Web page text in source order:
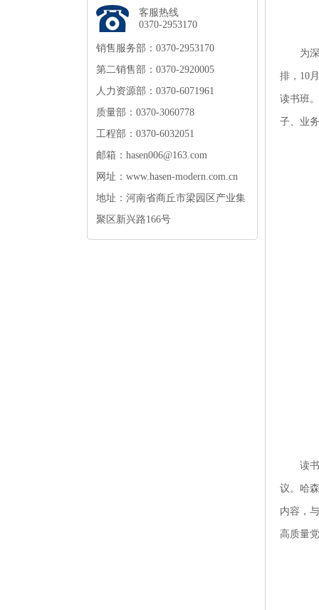
客服热线
0370-2953170
销售服务部：0370-2953170
第二销售部：0370-2920005
人力资源部：0370-6071961
质量部：0370-3060778
工程部：0370-6032051
邮箱：hasen006@163.com
网址：www.hasen-modern.com.cn
地址：河南省商丘市梁园区产业集
聚区新兴路166号
为
排， 10
读书班
子、业
读
议。哈
内容，
高质量